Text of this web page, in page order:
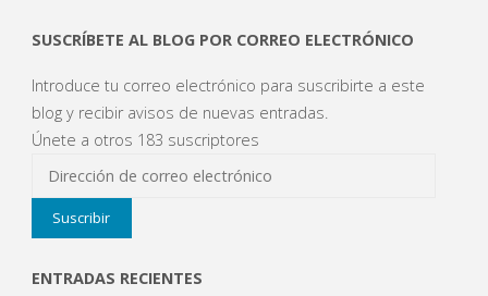
SUSCRÍBETE AL BLOG POR CORREO ELECTRÓNICO
Introduce tu correo electrónico para suscribirte a este
blog y recibir avisos de nuevas entradas.
Únete a otros 183 suscriptores
Dirección
de
correo
Suscribir
ENTRADAS RECIENTES